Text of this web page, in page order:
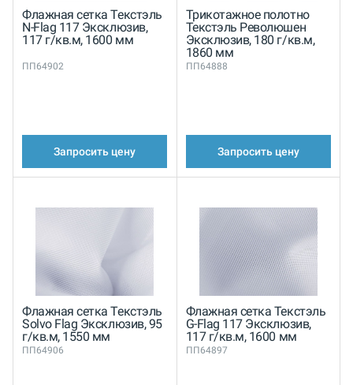
Флажная сетка Текстэль
N-Flag 117 Эксклюзив,
117 г/кв.м, 1600 мм
ПП64902
Запросить цену
Трикотажное полотно
Текстэль Революшен
Эксклюзив, 180 г/кв.м,
1860 мм
ПП64888
Запросить цену
Флажная сетка Текстэль
Solvo Flag Эксклюзив, 95
г/кв.м, 1550 мм
ПП64906
Флажная сетка Текстэль
G-Flag 117 Эксклюзив,
117 г/кв.м, 1600 мм
ПП64897